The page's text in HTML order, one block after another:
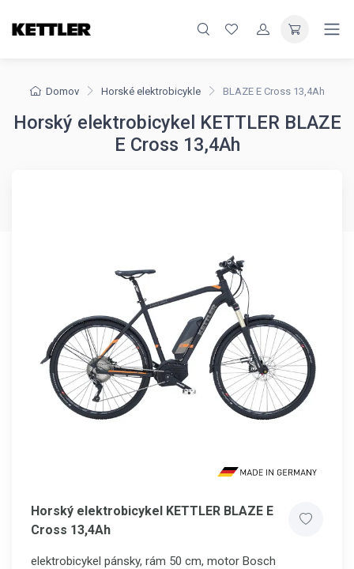
Domov Horské elektrobicykle BLAZE E Cross 13,4Ah
Horský elektrobicykel KETTLER BLAZE
E Cross 13,4Ah
Horský elektrobicykel KETTLER BLAZE E
Cross 13,4Ah
elektrobicykel pánsky, rám 50 cm, motor Bosch